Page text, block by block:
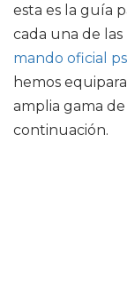
esta es la guía
cada una de
mando oficial
hemos
amplia gama
continuación.